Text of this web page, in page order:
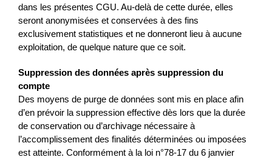
dans les présentes CGU. Au-delà de cette durée, elles
seront anonymisées et conservées à des fins
exclusivement statistiques et ne donneront lieu à aucune
exploitation, de quelque nature que ce soit.
Suppression des données après suppression du
compte
Des moyens de purge de données sont mis en place afin
d’en prévoir la suppression effective dès lors que la durée
de conservation ou d’archivage nécessaire à
l’accomplissement des finalités déterminées ou imposées
est atteinte. Conformément à la loi n°78-17 du 6 janvier